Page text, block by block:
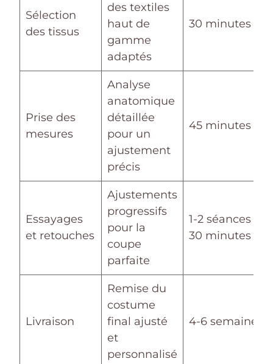
Sélection
des tissus
des textiles
haut de
gamme
adaptés
30 minutes
Prise des
mesures
Analyse
anatomique
détaillée
pour un
ajustement
précis
45 minutes
Essayages
et retouches
Ajustements
progressifs
pour la
coupe
parfaite
1-2 séances de
30 minutes
Livraison
Remise du
costume
final ajusté
et
personnalisé
4-6 semaines